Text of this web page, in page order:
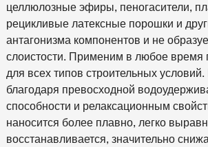
целлюлозные эфиры, пеногасители,
рецикливые латексные порошки и
антагонизма компонентов и не
слоистости. Применим в любое время
для всех типов строительных условий.
благодаря превосходной
способности и релаксационным
наносится более плавно, легко
восстанавливается, значительно